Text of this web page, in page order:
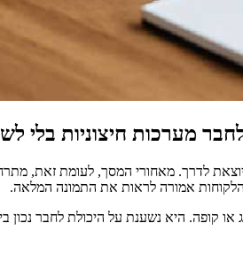
מערכות חיצוניות בלי
יוצאת לדרך. מאחורי המסך, לעומת
אמורה לראות את התמונה המלאה.
או קופה. היא נשענת על היכולת לחבר